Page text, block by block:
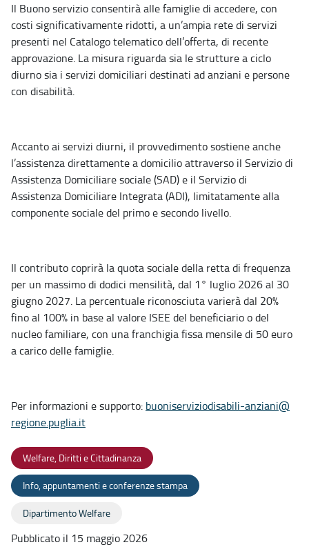
Il Buono servizio consentirà alle famiglie di accedere, con
costi significativamente ridotti, a un’ampia rete di servizi
presenti nel Catalogo telematico dell’offerta, di recente
approvazione. La misura riguarda sia le strutture a ciclo
diurno sia i servizi domiciliari destinati ad anziani e persone
con disabilità.
Accanto ai servizi diurni, il provvedimento sostiene anche
l’assistenza direttamente a domicilio attraverso il Servizio di
Assistenza Domiciliare sociale (SAD) e il Servizio di
Assistenza Domiciliare Integrata (ADI), limitatamente alla
componente sociale del primo e secondo livello.
Il contributo coprirà la quota sociale della retta di frequenza
per un massimo di dodici mensilità, dal 1° luglio 2026 al 30
giugno 2027. La percentuale riconosciuta varierà dal 20%
fino al 100% in base al valore ISEE del beneficiario o del
nucleo familiare, con una franchigia fissa mensile di 50 euro
a carico delle famiglie.
Per informazioni e supporto: buoniserviziodisabili-anziani@
regione.puglia.it
Welfare, Diritti e Cittadinanza
Info, appuntamenti e conferenze stampa
Dipartimento Welfare
Pubblicato il 15 maggio 2026